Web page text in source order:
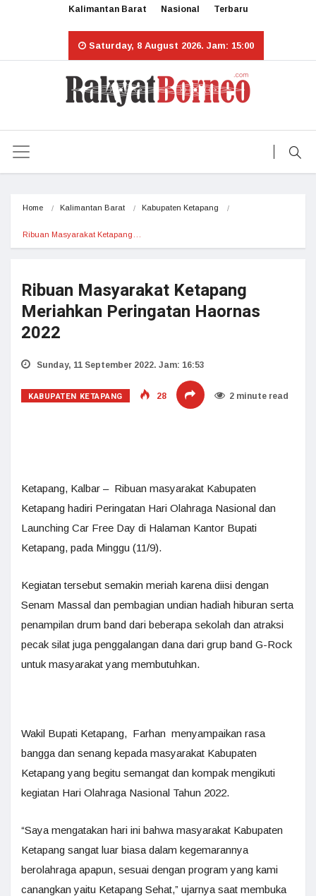
Kalimantan Barat Nasional Terbaru
Saturday, 8 August 2026. Jam: 15:00
Home Kalimantan Barat Kabupaten Ketapang
Ribuan Masyarakat Ketapang…
Ribuan Masyarakat Ketapang
Meriahkan Peringatan Haornas
2022
Sunday, 11 September 2022. Jam: 16:53
KABUPATEN KETAPANG 28 2 minute read
Ketapang, Kalbar – Ribuan masyarakat Kabupaten
Ketapang hadiri Peringatan Hari Olahraga Nasional dan
Launching Car Free Day di Halaman Kantor Bupati
Ketapang, pada Minggu (11/9).
Kegiatan tersebut semakin meriah karena diisi dengan
Senam Massal dan pembagian undian hadiah hiburan serta
penampilan drum band dari beberapa sekolah dan atraksi
pecak silat juga penggalangan dana dari grup band G-Rock
untuk masyarakat yang membutuhkan.
Wakil Bupati Ketapang, Farhan menyampaikan rasa
bangga dan senang kepada masyarakat Kabupaten
Ketapang yang begitu semangat dan kompak mengikuti
kegiatan Hari Olahraga Nasional Tahun 2022.
“Saya mengatakan hari ini bahwa masyarakat Kabupaten
Ketapang sangat luar biasa dalam kegemarannya
berolahraga apapun, sesuai dengan program yang kami
canangkan yaitu Ketapang Sehat,” ujarnya saat membuka